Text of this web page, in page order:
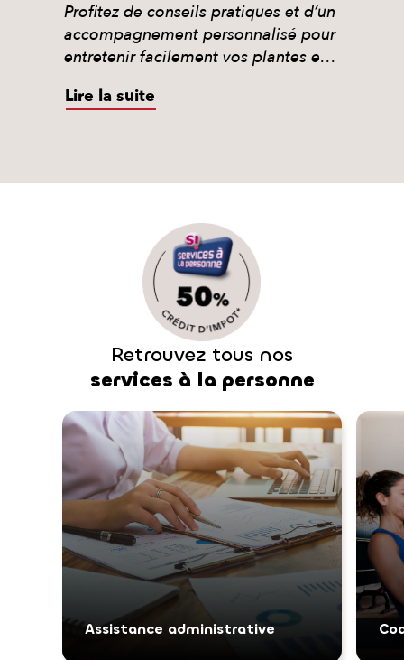
Profitez de conseils pratiques et d’un
accompagnement personnalisé pour
entretenir facilement vos plantes et
Lire la suite
Retrouvez tous nos
services à la personne
Assistance administrative